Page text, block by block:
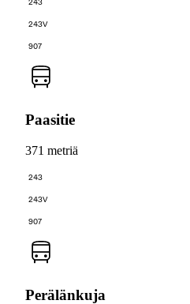
243
243V
907
Paasitie
371 metriä
243
243V
907
Perälänkuja